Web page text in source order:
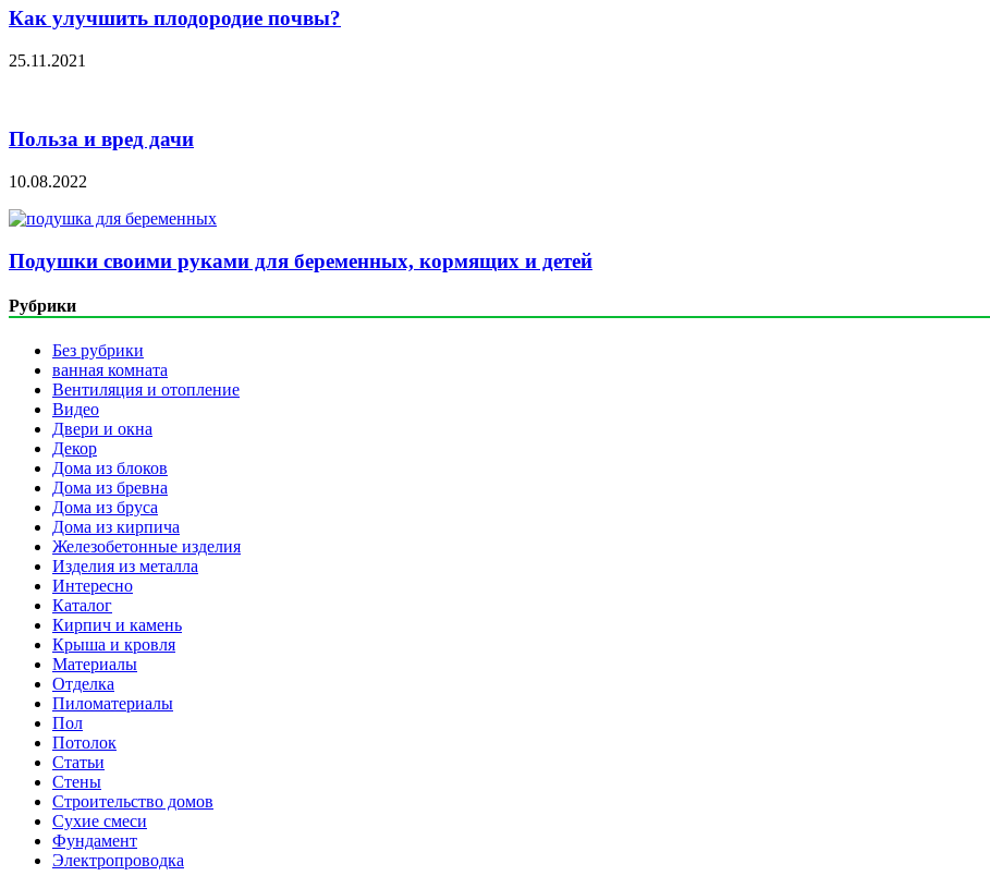
Как улучшить плодородие почвы?
25.11.2021
Польза и вред дачи
10.08.2022
Подушки своими руками для беременных, кормящих и детей
Рубрики
Без рубрики
ванная комната
Вентиляция и отопление
Видео
Двери и окна
Декор
Дома из блоков
Дома из бревна
Дома из бруса
Дома из кирпича
Железобетонные изделия
Изделия из металла
Интересно
Каталог
Кирпич и камень
Крыша и кровля
Материалы
Отделка
Пиломатериалы
Пол
Потолок
Статьи
Стены
Строительство домов
Сухие смеси
Фундамент
Электропроводка